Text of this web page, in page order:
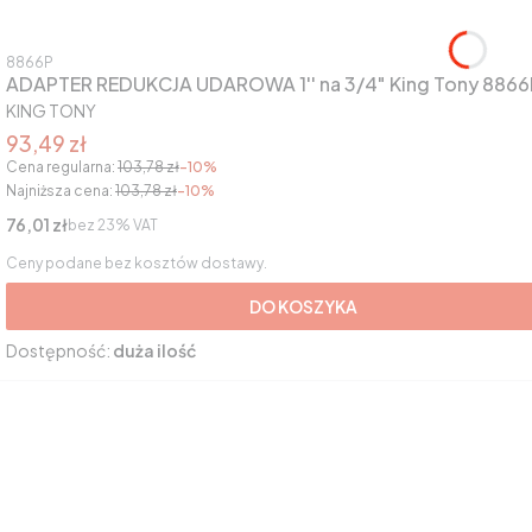
Kod produktu
8866P
ADAPTER REDUKCJA UDAROWA 1'' na 3/4" King Tony
PRODUCENT
KING TONY
Cena promocyjna brutto
93,49 zł
Cena regularna: 103,78 zł-10%
Najniższa cena: 103,78 zł-10%
Cena netto
76,01 złbez 23% VAT
Ceny podane bez kosztów dostawy.
DO KOSZYKA
Dostępność: duża ilość